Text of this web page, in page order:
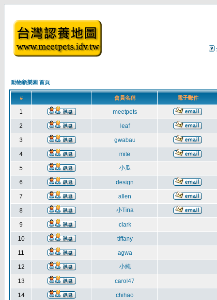
動物新樂園 首頁
# 會員名稱 電子郵件
1 meetpets
2 leaf
3 gwabau
4 mite
5 小瓜
6 design
7 allen
8 小Tina
9 clark
10 tiffany
11 agwa
12 小純
13 carol47
14 chihao